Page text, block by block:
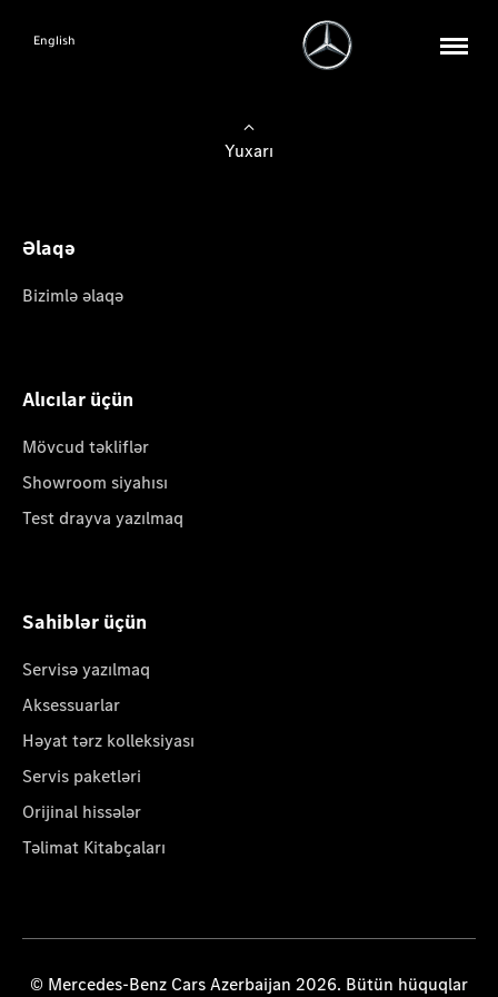
English
Yuxarı
Əlaqə
Bizimlə əlaqə
Alıcılar üçün
Mövcud təkliflər
Showroom siyahısı
Test drayva yazılmaq
Sahiblər üçün
Servisə yazılmaq
Aksessuarlar
Həyat tərz kolleksiyası
Servis paketləri
Orijinal hissələr
Təlimat Kitabçaları
© Mercedes-Benz Cars Azerbaijan 2026. Bütün hüquqlar